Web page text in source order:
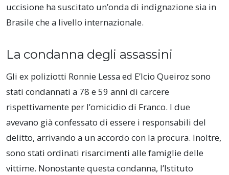
uccisione ha suscitato un’onda di indignazione sia in
Brasile che a livello internazionale.
La condanna degli assassini
Gli ex poliziotti Ronnie Lessa ed E’lcio Queiroz sono
stati condannati a 78 e 59 anni di carcere
rispettivamente per l’omicidio di Franco. I due
avevano già confessato di essere i responsabili del
delitto, arrivando a un accordo con la procura. Inoltre,
sono stati ordinati risarcimenti alle famiglie delle
vittime. Nonostante questa condanna, l’Istituto